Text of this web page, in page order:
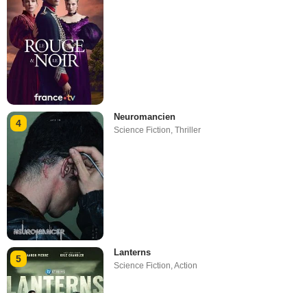
4
Neuromancien
Science Fiction,Thriller
5
Lanterns
Science Fiction,Action